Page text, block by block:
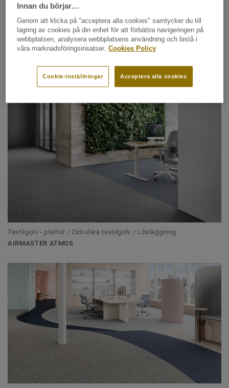
Textilgolv - plattor / Cirkulära textilgolv / Lösläggning
AIRMASTER ATMOS
Innan du börjar…
Genom att klicka på "acceptera alla cookies" samtycker du till
lagring av cookies på din enhet för att förbättra navigeringen på
webbplatsen, analysera webbplatsens användning och bistå i
våra marknadsföringsinsatser. Cookies Policy
Acceptera alla cookies
Cookie-inställningar